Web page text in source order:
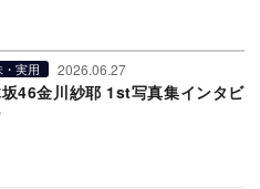
実用 2026.06.27
46金川紗耶 1st写真集インタビ